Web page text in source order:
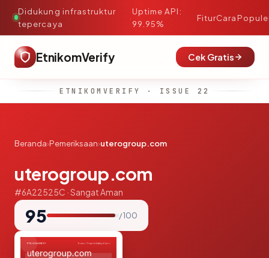
Didukung infrastruktur
tepercaya
·
Uptime API:
99.95%
FiturCara
EtnikomVerify Cek Gratis
ETNIKOMVERIFY · ISSUE 22
Beranda›Pemeriksaan›uterogroup.com
uterogroup.com
#6A22525C · Sangat Aman
95 / 100